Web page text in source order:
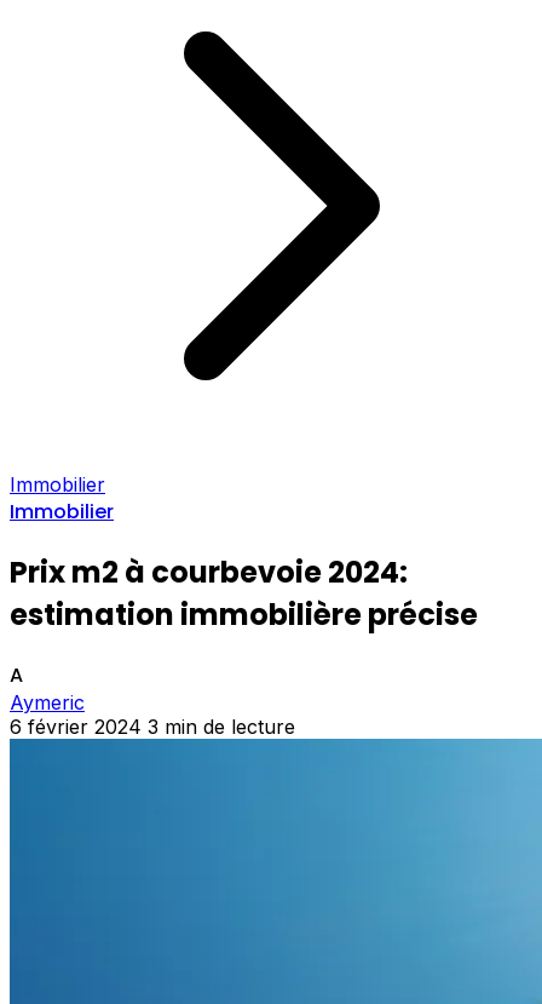
Immobilier
Immobilier
Prix m2 à courbevoie 2024:
estimation immobilière précise
A
Aymeric
6 février 2024 3 min de lecture